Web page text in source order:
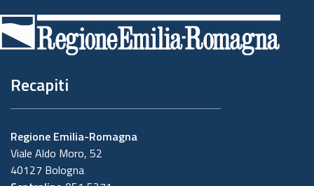
di
pagina
Recapiti
Regione Emilia-Romagna
Viale Aldo Moro, 52
40127 Bologna